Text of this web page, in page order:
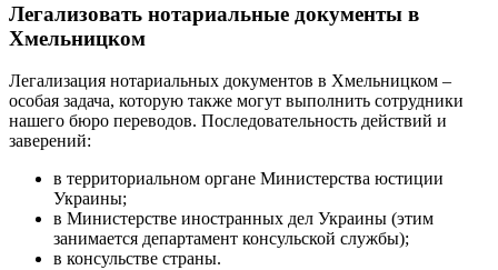
Легализовать нотариальные документы в
Хмельницком
Легализация нотариальных документов в Хмельницком –
особая задача, которую также могут выполнить сотрудники
нашего бюро переводов. Последовательность действий и
заверений:
в территориальном органе Министерства юстиции
Украины;
в Министерстве иностранных дел Украины (этим
занимается департамент консульской службы);
в консульстве страны.